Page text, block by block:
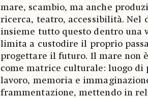
mare, scambio, ma anche
ricerca, teatro, accessibilità. Nel
insieme tutto questo dentro una
limita a custodire il proprio
progettare il futuro. Il mare non
come matrice culturale: luogo
lavoro, memoria e
frammentazione, mettendo in